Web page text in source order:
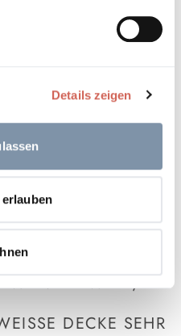
Details zeigen
EIN
WIRD,
DECKE SEHR S